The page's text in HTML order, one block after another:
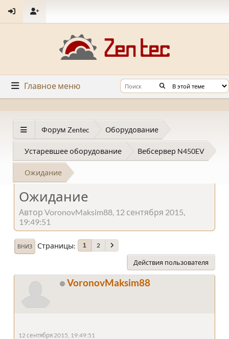
Главное меню
Форум Zentec Оборудование
Устаревшее оборудование Вебсервер N450EV
Ожидание
Ожидание
Автор VoronovMaksim88, 12 сентября 2015,
19:49:51
ВНИЗ Страницы 1 2
Действия пользователя
VoronovMaksim88
12 сентября 2015, 19:49:51